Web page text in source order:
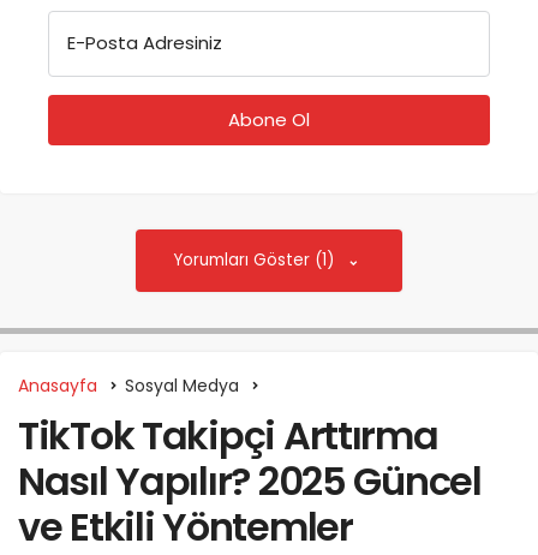
E-Posta Adresiniz
Yorumları Göster (1)
Anasayfa Sosyal Medya
TikTok Takipçi Arttırma
Nasıl Yapılır? 2025 Güncel
ve Etkili Yöntemler